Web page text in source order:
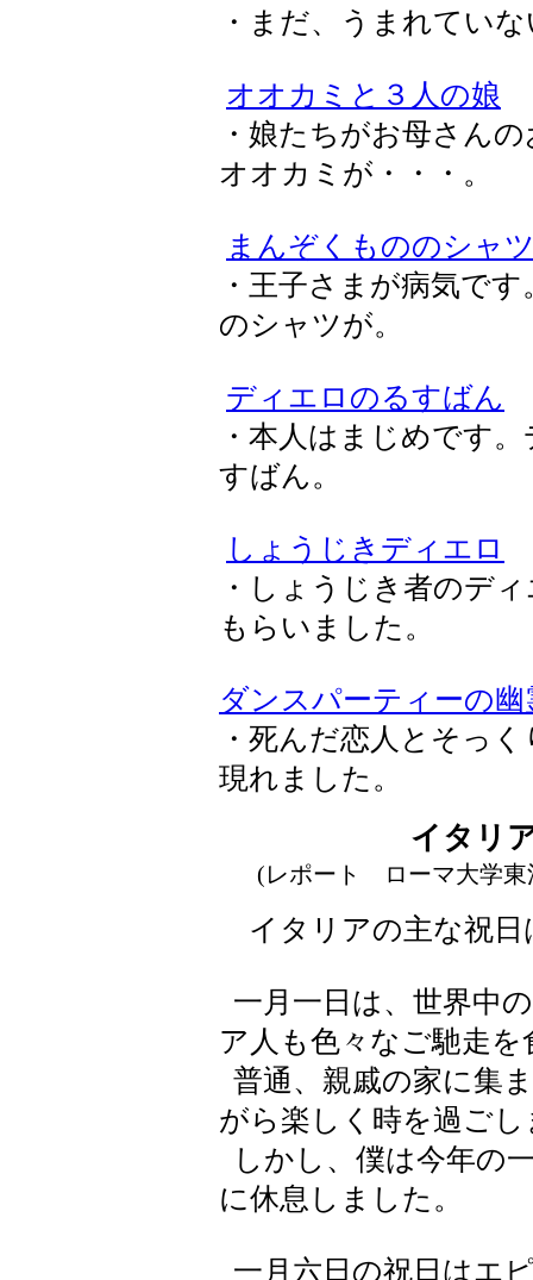
・まだ、うまれてい
オオカミと３人の娘
・娘たちがお母さん
オオカミが・・・。
まんぞくもののシャ
・王子さまが病気で
のシャツが。
ディエロのるすばん
・本人はまじめです
すばん。
しょうじきディエロ
・しょうじき者のデ
もらいました。
ダンスパーティーの幽
・死んだ恋人とそっ
現れました。
イタリ
(レポート ローマ大学
イタリアの主な祝日
一月一日は、世界中
ア人も色々なご馳走
普通、親戚の家に集
がら楽しく時を過ごし
しかし、僕は今年の
に休息しました。
一月六日の祝日はエ